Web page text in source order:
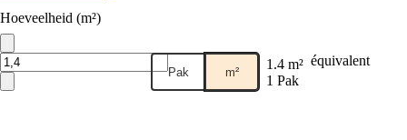
Hoeveelheid (m²)
Pak m² 1.4 m² équivalent
1 Pak